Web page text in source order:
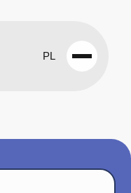
PL
Open